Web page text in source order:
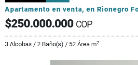
Apartamento en venta, en Rionegro
$250.000.000 COP
3 Alcobas / 2 Baño(s) / 52 Área m2